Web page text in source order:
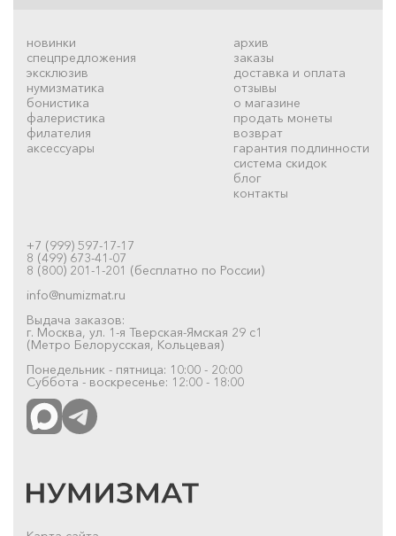
новинки
спецпредложения
эксклюзив
нумизматика
бонистика
фалеристика
филателия
аксессуары
архив
заказы
доставка и оплата
отзывы
о магазине
продать монеты
возврат
гарантия подлинности
система скидок
блог
контакты
+7 (999) 597-17-17
8 (499) 673-41-07
8 (800) 201-1-201 (бесплатно по России)
info@numizmat.ru
Выдача заказов:
г. Москва, ул. 1-я Тверская-Ямская 29 с1
(Метро Белорусская, Кольцевая)
Понедельник - пятница: 10:00 - 20:00
Суббота - воскресенье: 12:00 - 18:00